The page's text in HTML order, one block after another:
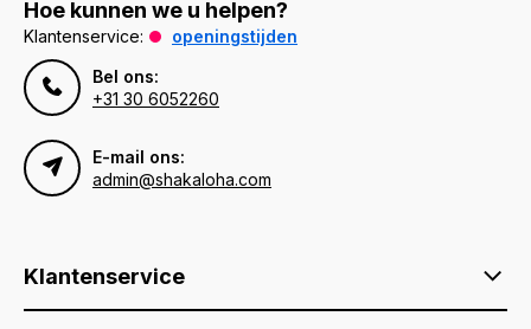
Hoe kunnen we u helpen?
Klantenservice:
openingstijden
Bel ons:
+31 30 6052260
E-mail ons:
admin@shakaloha.com
Klantenservice